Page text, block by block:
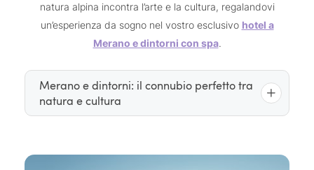
natura alpina incontra l’arte e la cultura, regalandovi
un’esperienza da sogno nel vostro esclusivo hotel a
Merano e dintorni con spa.
Merano e dintorni: il connubio perfetto tra
natura e cultura